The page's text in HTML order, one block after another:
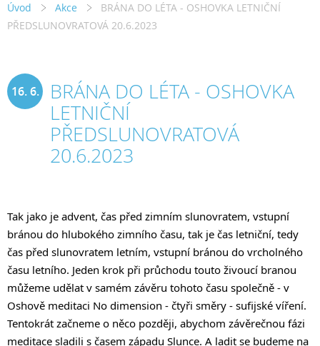
Úvod Akce
BRÁNA DO LÉTA - OSHOVKA LETNIČNÍ
PŘEDSLUNOVRATOVÁ 20.6.2023
16. 6.
BRÁNA DO LÉTA - OSHOVKA
LETNIČNÍ
PŘEDSLUNOVRATOVÁ
20.6.2023
Tak jako je advent, čas před zimním slunovratem, vstupní
bránou do hlubokého zimního času, tak je čas letniční, tedy
čas před slunovratem letním, vstupní bránou do vrcholného
času letního. Jeden krok při průchodu touto živoucí branou
můžeme udělat v samém závěru tohoto času společně - v
Oshově meditaci No dimension - čtyři směry - sufijské víření.
Tentokrát začneme o něco později, abychom závěrečnou fázi
meditace sladili s časem západu Slunce. A ladit se budeme na